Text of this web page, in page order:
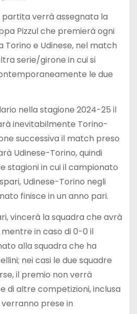
verrà assegnata la
Pizzul che premierà ogni
e Udinese, nel match
serie/girone in cui si
le due
nella stagione 2024-25 il
inevitabilmente Torino-
successiva il match preso
Udinese-Torino, quindi
stagioni in cui il campionato
Udinese-Torino negli
finisce in un anno pari.
vincerà la squadra che avrà
in caso di 0-0 il
alla squadra che ha
nei casi le due squadre
il premio non verrà
di altre competizioni, inclusa
prese in